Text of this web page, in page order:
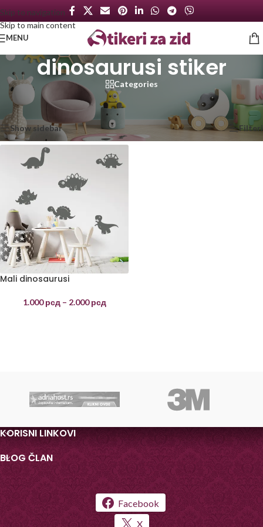
Skip to navigation
Skip to main content
MENU
dinosaurusi stiker
Categories
Početna
Proizvod označen „dinosaurusi stiker“
Prikazan jedan rezultat
Show sidebar Filteri
Mali dinosaurusi
1.000рсд – 2.000рсд
KORISNI LINKOVI
BLOG ČLAN
Facebook
X